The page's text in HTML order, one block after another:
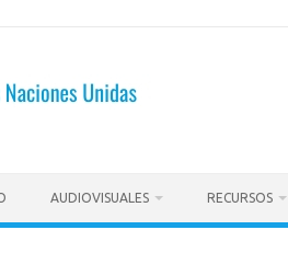
AUDIOVISUALES RECURSOS